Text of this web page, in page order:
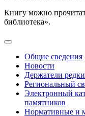
Книгу можно
библиотека».
Общие сведения
Новости
Держатели
Региональный
Электронный
памятников
Нормативные и